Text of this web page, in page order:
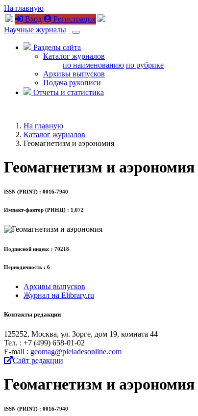
На главную
Вход
Регистрация
Научные журналы
Разделы сайта
Каталог журналов
по наименованию по рубрике
Архивы выпусков
Подача рукописи
Отчеты и статистика
На главную
Каталог журналов
Геомагнетизм и аэрономия
Геомагнетизм и аэрономия
ISSN (PRINT) : 0016-7940
Импакт-фактор (РИНЦ) : 1,072
Подписной индекс : 70218
Периодичность : 6
Архивы выпусков
Журнал на Elibrary.ru
Контакты редакции
125252, Москва, ул. Зорге, дом 19, комната 44
Тел. : +7 (499) 658-01-02
Е-mail : geomag@pleiadesonline.com
Сайт редакции
Геомагнетизм и аэрономия
ISSN (PRINT) : 0016-7940